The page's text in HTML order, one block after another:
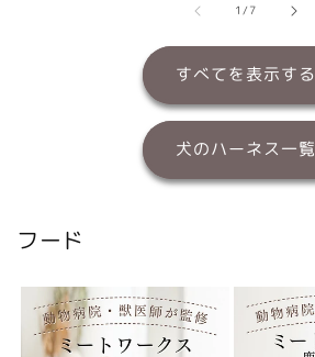
1/の
7
すべてを表示する
犬のハーネス一覧
フード